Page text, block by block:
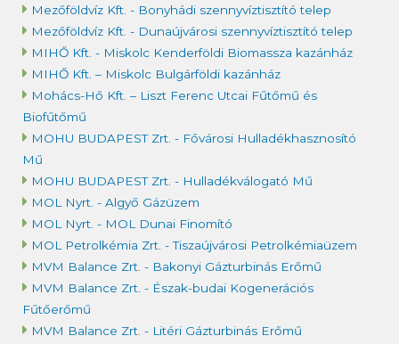
Mezőföldvíz Kft. - Bonyhádi szennyvíztisztító telep
Mezőföldvíz Kft. - Dunaújvárosi szennyvíztisztító telep
MIHŐ Kft. - Miskolc Kenderföldi Biomassza kazánház
MIHŐ Kft. – Miskolc Bulgárföldi kazánház
Mohács-Hő Kft. – Liszt Ferenc Utcai Fűtőmű és
Biofűtőmű
MOHU BUDAPEST Zrt. - Fővárosi Hulladékhasznosító
Mű
MOHU BUDAPEST Zrt. - Hulladékválogató Mű
MOL Nyrt. - Algyő Gázüzem
MOL Nyrt. - MOL Dunai Finomító
MOL Petrolkémia Zrt. - Tiszaújvárosi Petrolkémiaüzem
MVM Balance Zrt. - Bakonyi Gázturbinás Erőmű
MVM Balance Zrt. - Észak-budai Kogenerációs
Fűtőerőmű
MVM Balance Zrt. - Litéri Gázturbinás Erőmű